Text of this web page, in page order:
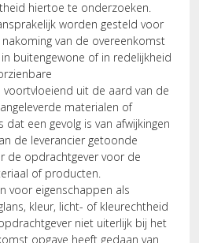
hiertoe te onderzoeken.
worden gesteld voor
van de overeenkomst
buitengewone of in redelijkheid
voortvloeiend uit de aard van de
materialen of
een gevolg is van afwijkingen
de leverancier getoonde
de opdrachtgever voor de
of producten.
voor eigenschappen als
kleur, licht- of kleurechtheid
niet uiterlijk bij het
opgave heeft gedaan van